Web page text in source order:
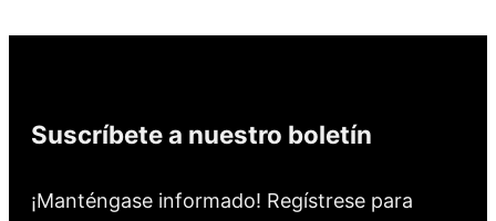
Suscríbete a nuestro boletín
¡Manténgase informado! Regístrese para